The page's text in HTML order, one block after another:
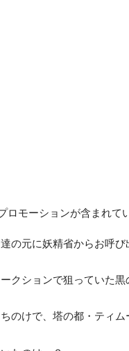
モーションが含まれて
の元に妖精省からお呼び
クションで狙っていた
のけで、塔の都・ティム